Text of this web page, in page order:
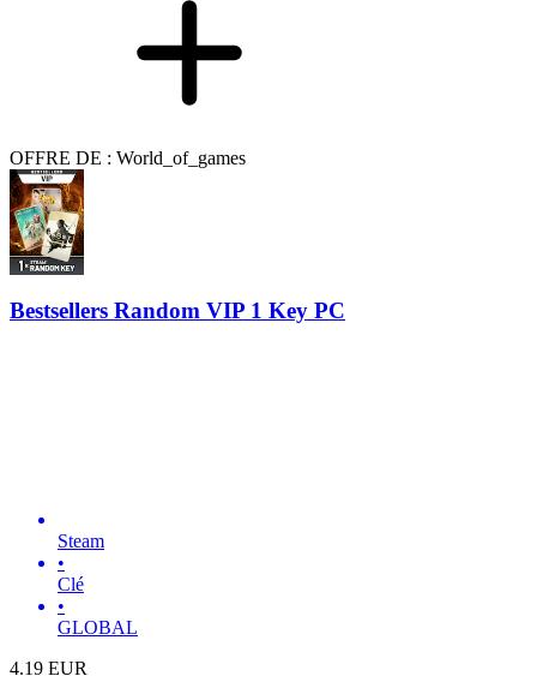
OFFRE DE : World_of_games
Bestsellers Random VIP 1 Key PC
Steam
•
Clé
•
GLOBAL
4.19 EUR